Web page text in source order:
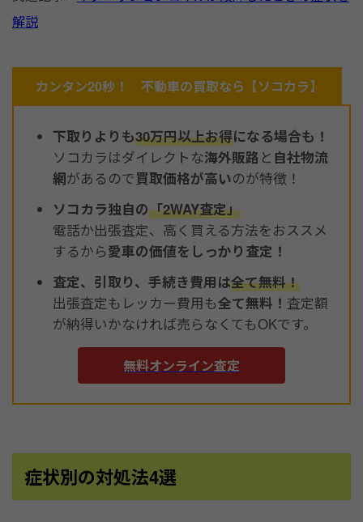
解説
カンタン20秒！ 不動車の買取なら【ソコカラ】
下取りよりも30万円以上お得になる場合も！
ソコカラはダイレクトな海外販路と 自社物流
網があるので買取価格が高いのが特徴！
ソコカラ独自の「2WAY査定」
電話か出張査定、高く買える方法をおススメ
するから愛車の価値をしっかり査定！
査定、引取り、手続き費用は全て無料！
出張査定もレッカー費用も全て無料！ 査定額
が納得いかなければ売らなくてもOKです。
無料オンライン査定
症状別の対処法4選